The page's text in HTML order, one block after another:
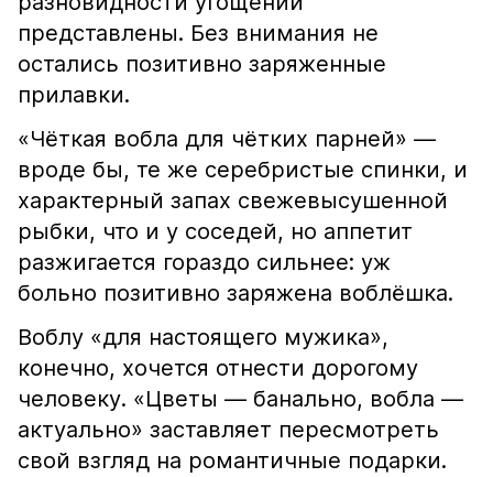
представлены. Без внимания не
остались позитивно заряженные
прилавки.
«Чёткая вобла для чётких парней» —
вроде бы, те же серебристые спинки, и
характерный запах свежевысушенной
рыбки, что и у соседей, но аппетит
разжигается гораздо сильнее: уж
больно позитивно заряжена воблёшка.
Воблу «для настоящего мужика»,
конечно, хочется отнести дорогому
человеку. «Цветы — банально, вобла —
актуально» заставляет пересмотреть
свой взгляд на романтичные подарки.